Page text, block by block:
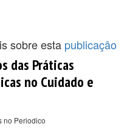
sobre esta publicação
das Práticas
no Cuidado e
no Periodico